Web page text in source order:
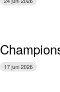
17 juni 2026